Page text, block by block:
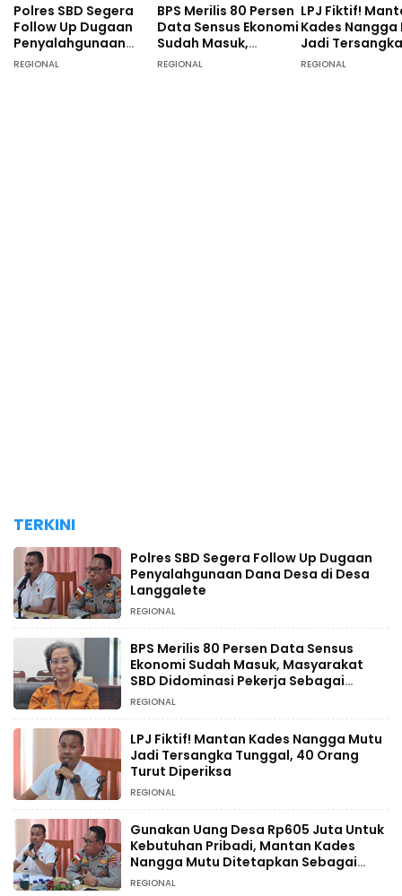
Polres SBD Segera
Follow Up Dugaan
Penyalahgunaan
Dana Desa di Desa
REGIONAL
BPS Merilis 80 Persen
Data Sensus Ekonomi
Sudah Masuk,
Masyarakat SBD
REGIONAL
LPJ Fiktif!
Kades Nangga
Jadi Tersangka
Tunggal, 40
REGIONAL
TERKINI
Polres SBD Segera Follow Up Dugaan
Penyalahgunaan Dana Desa di Desa
Langgalete
REGIONAL
BPS Merilis 80 Persen Data Sensus
Ekonomi Sudah Masuk, Masyarakat
SBD Didominasi Pekerja Sebagai
Petani
REGIONAL
LPJ Fiktif! Mantan Kades Nangga Mutu
Jadi Tersangka Tunggal, 40 Orang
Turut Diperiksa
REGIONAL
Gunakan Uang Desa Rp605 Juta Untuk
Kebutuhan Pribadi, Mantan Kades
Nangga Mutu Ditetapkan Sebagai
Tersangka
REGIONAL